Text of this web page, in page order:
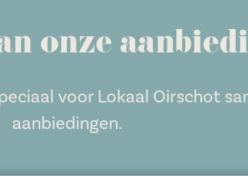
onze
voor Lokaal Oirschot
aanbiedingen.